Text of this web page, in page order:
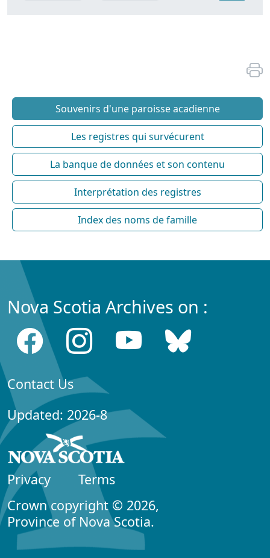
Souvenirs d'une paroisse acadienne
Les registres qui survécurent
La banque de données et son contenu
Interprétation des registres
Index des noms de famille
Nova Scotia Archives on :
Contact Us
Updated: 2026-8
Privacy
Terms
Crown copyright © 2026,
Province of Nova Scotia.